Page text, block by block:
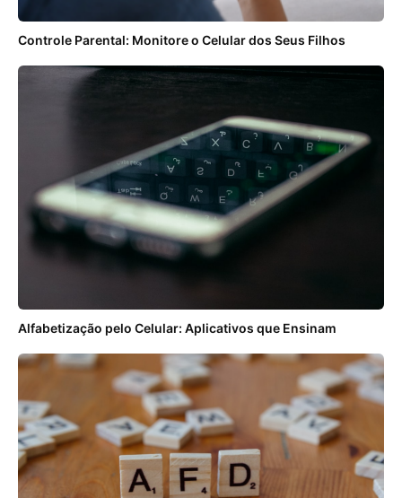
Controle Parental: Monitore o Celular dos Seus Filhos
Alfabetização pelo Celular: Aplicativos que Ensinam